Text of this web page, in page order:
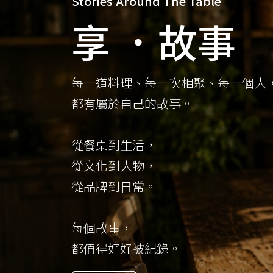
享 ．故事
每一道料理、每一次相聚、每一個人
都有屬於自己的故事。
從餐桌到生活，
從文化到人物，
從品牌到日常。
每個故事，
都值得好好被紀錄。